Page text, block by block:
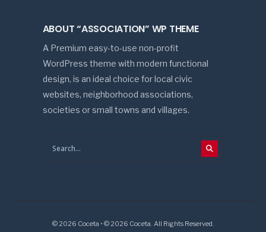
ABOUT “ASSOCIATION” WP THEME
A Premium easy-to-use non-profit
WordPress theme with modern functional
design, is an ideal choice for local civic
websites, neighborhood associations,
societies or small towns and villages.
© 2026 Coceta • © 2026 Coceta. All Rights Reserved.